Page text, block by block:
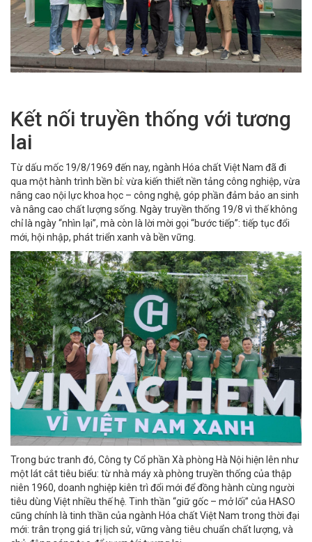
Kết nối truyền thống với tương
lai
Từ dấu mốc 19/8/1969 đến nay, ngành Hóa chất Việt Nam đã đi
qua một hành trình bền bỉ: vừa kiến thiết nền tảng công nghiệp, vừa
nâng cao nội lực khoa học – công nghệ, góp phần đảm bảo an sinh
và nâng cao chất lượng sống. Ngày truyền thống 19/8 vì thế không
chỉ là ngày “nhìn lại”, mà còn là lời mời gọi “bước tiếp”: tiếp tục đổi
mới, hội nhập, phát triển xanh và bền vững.
Trong bức tranh đó, Công ty Cổ phần Xà phòng Hà Nội hiện lên như
một lát cắt tiêu biểu: từ nhà máy xà phòng truyền thống của thập
niên 1960, doanh nghiệp kiên trì đổi mới để đồng hành cùng người
tiêu dùng Việt nhiều thế hệ. Tinh thần “giữ gốc – mở lối” của HASO
cũng chính là tinh thần của ngành Hóa chất Việt Nam trong thời đại
mới: trân trọng giá trị lịch sử, vững vàng tiêu chuẩn chất lượng, và